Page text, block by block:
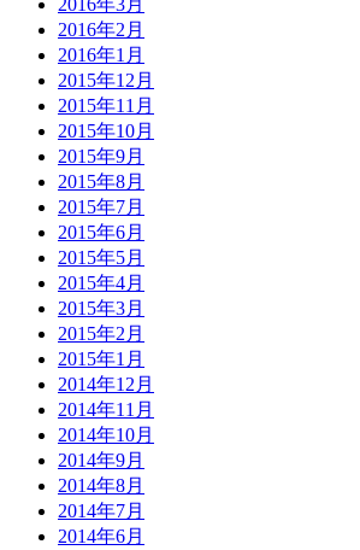
2016年3月
2016年2月
2016年1月
2015年12月
2015年11月
2015年10月
2015年9月
2015年8月
2015年7月
2015年6月
2015年5月
2015年4月
2015年3月
2015年2月
2015年1月
2014年12月
2014年11月
2014年10月
2014年9月
2014年8月
2014年7月
2014年6月